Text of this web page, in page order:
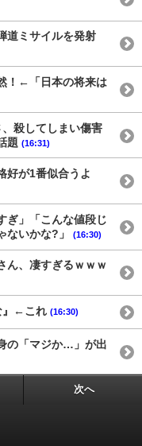
道ミサイルを発射
！←「日本の将来は
殺してしまい傷害
題 (16:31)
好が1番似合うよ
ぎ」「こんな値段じ
ないかな?」
(16:30)
ん、凄すぎるｗｗｗ
』←これ (16:30)
の「マジか…」が出
次へ